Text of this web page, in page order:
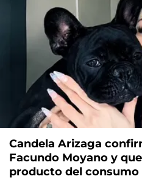
Candela Arizaga
Facundo Moyano y
producto del consumo